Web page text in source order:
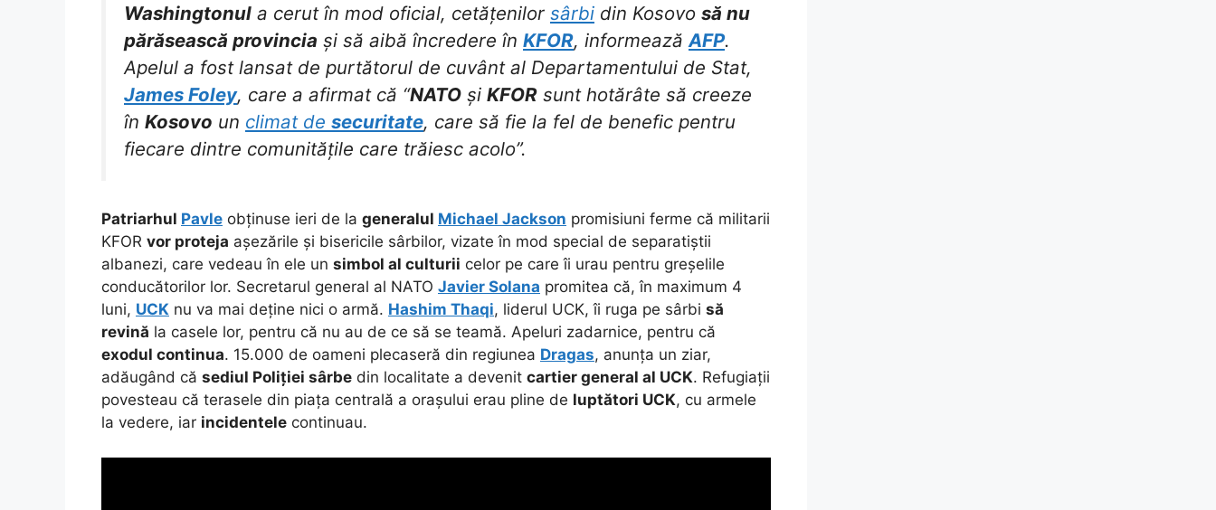
Washingtonul a cerut în mod oficial, cetățenilor sârbi din Kosovo să nu
părăsească provincia și să aibă încredere în KFOR, informează AFP.
Apelul a fost lansat de purtătorul de cuvânt al Departamentului de Stat,
James Foley, care a afirmat că “NATO și KFOR sunt hotărâte să creeze
în Kosovo un climat de securitate, care să fie la fel de benefic pentru
fiecare dintre comunitățile care trăiesc acolo”.
Patriarhul Pavle obținuse ieri de la generalul Michael Jackson promisiuni ferme că militarii
KFOR vor proteja așezările și bisericile sârbilor, vizate în mod special de separatiștii
albanezi, care vedeau în ele un simbol al culturii celor pe care îi urau pentru greșelile
conducătorilor lor. Secretarul general al NATO Javier Solana promitea că, în maximum 4
luni, UCK nu va mai deține nici o armă. Hashim Thaqi, liderul UCK, îi ruga pe sârbi să
revină la casele lor, pentru că nu au de ce să se teamă. Apeluri zadarnice, pentru că
exodul continua. 15.000 de oameni plecaseră din regiunea Dragas, anunța un ziar,
adăugând că sediul Poliției sârbe din localitate a devenit cartier general al UCK. Refugiații
povesteau că terasele din piața centrală a orașului erau pline de luptători UCK, cu armele
la vedere, iar incidentele continuau.